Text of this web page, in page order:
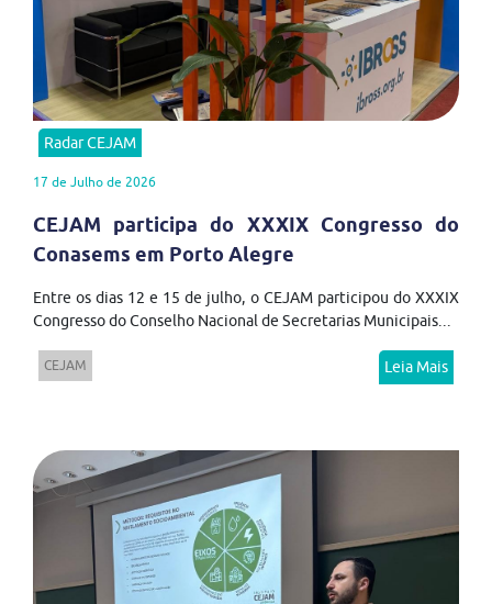
Radar CEJAM
17 de Julho de 2026
CEJAM participa do XXXIX Congresso do
Conasems em Porto Alegre
Entre os dias 12 e 15 de julho, o CEJAM participou do XXXIX
Congresso do Conselho Nacional de Secretarias Municipais...
CEJAM Leia Mais